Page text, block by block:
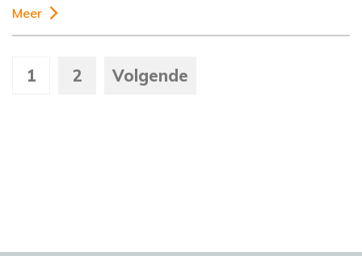
Meer
1 2 Volgende